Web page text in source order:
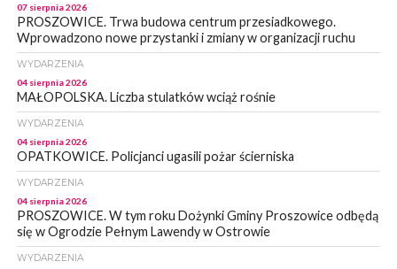
07 sierpnia 2026
PROSZOWICE. Trwa budowa centrum przesiadkowego.
Wprowadzono nowe przystanki i zmiany w organizacji ruchu
WYDARZENIA
04 sierpnia 2026
MAŁOPOLSKA. Liczba stulatków wciąż rośnie
WYDARZENIA
04 sierpnia 2026
OPATKOWICE. Policjanci ugasili pożar ścierniska
WYDARZENIA
04 sierpnia 2026
PROSZOWICE. W tym roku Dożynki Gminy Proszowice odbędą
się w Ogrodzie Pełnym Lawendy w Ostrowie
WYDARZENIA